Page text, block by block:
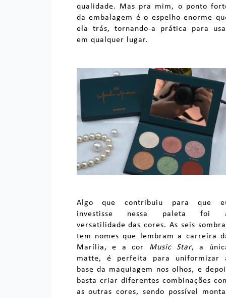
qualidade. Mas pra mim, o ponto
da embalagem é o espelho enorme
ela trás, tornando-a prática para
em qualquer lugar.
Algo que contribuiu para que
investisse nessa paleta foi
versatilidade das cores. As seis
tem nomes que lembram a carreira
Marília, e a cor Music Star, a
matte, é perfeita para uniformizar
base da maquiagem nos olhos, e
basta criar diferentes combinações
as outras cores, sendo possível